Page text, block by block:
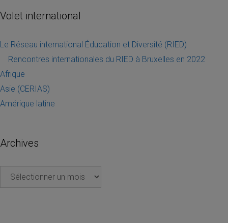
Volet international
Le Réseau international Éducation et Diversité (RIED)
Rencontres internationales du RIED à Bruxelles en 2022
Afrique
Asie (CERIAS)
Amérique latine
Archives
Archives